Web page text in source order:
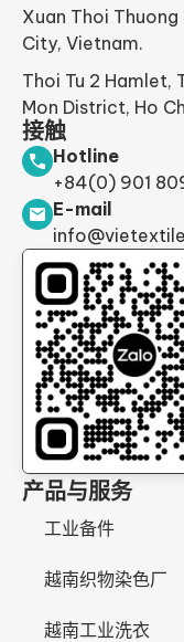
Xuan Thoi
City, Vietnam.
Thoi Tu 2 Hamlet,
Mon District, Ho
接触
Hotline
+84(0) 901
E-mail
产品与服务
工业备件
越南织物染色厂
越南工业洗衣